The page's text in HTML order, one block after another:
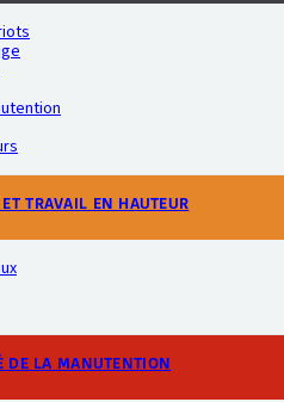
TRAVAIL EN HAUTEUR
DE LA MANUTENTION